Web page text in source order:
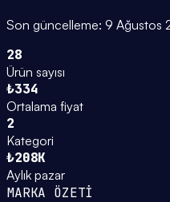
Son güncelleme: 9 Ağustos
28
Ürün sayısı
₺334
Ortalama fiyat
2
Kategori
₺208K
Aylık pazar
MARKA ÖZETİ